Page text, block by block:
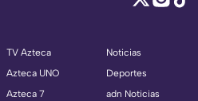
TV Azteca
Azteca UNO
Azteca 7
Noticias
Deportes
adn Noticias